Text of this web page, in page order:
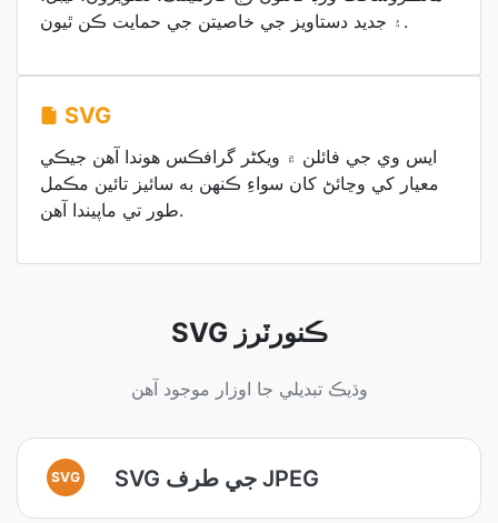
۽ جديد دستاويز جي خاصيتن جي حمايت ڪن ٿيون.
SVG
ايس وي جي فائلن ۾ ویکٹر گرافڪس هوندا آهن جيڪي
معيار کي وڃائڻ کان سواءِ ڪنهن به سائيز تائين مڪمل
طور تي ماپيندا آهن.
SVG ڪنورٽرز
وڌيڪ تبديلي جا اوزار موجود آهن
SVG SVG جي طرف JPEG